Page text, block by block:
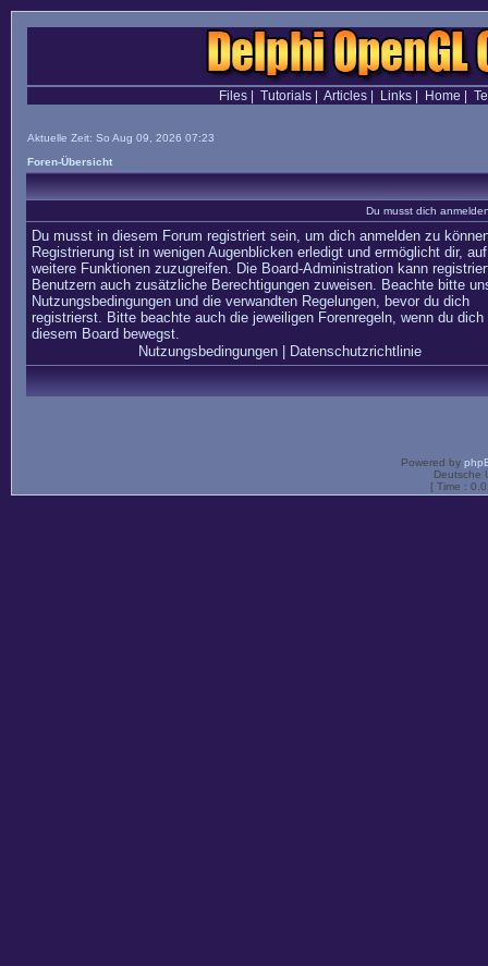
Files| Tutorials| Articles| Links| Home
Aktuelle Zeit: So Aug 09, 2026 07:23
Foren-Übersicht
Du musst dich
Du musst in diesem Forum registriert sein, um dich anmelden zu
Registrierung ist in wenigen Augenblicken erledigt und ermöglicht dir, auf
weitere Funktionen zuzugreifen. Die Board-Administration kann
Benutzern auch zusätzliche Berechtigungen zuweisen. Beachte bitte
Nutzungsbedingungen und die verwandten Regelungen, bevor du dich
registrierst. Bitte beachte auch die jeweiligen Forenregeln, wenn du dich
diesem Board bewegst.
Nutzungsbedingungen| Datenschutzrichtlinie
Powered by
Deutsche
[ Time :